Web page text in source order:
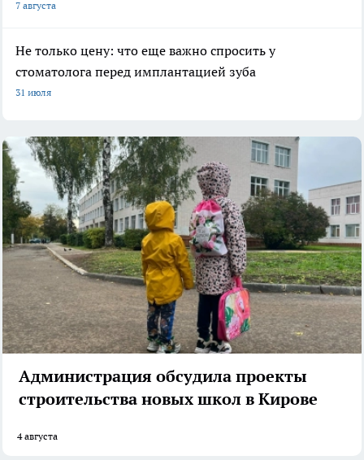
7 августа
Не только цену: что еще важно спросить у
стоматолога перед имплантацией зуба
31 июля
Администрация обсудила проекты
строительства новых школ в Кирове
4 августа